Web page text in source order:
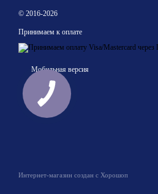
© 2016-2026
Принимаем к оплате
Мобильная версия
Интернет-магазин создан с Хорошоп